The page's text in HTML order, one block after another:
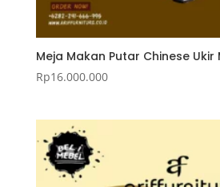
Meja Makan Putar Chinese
Rp16.000.000